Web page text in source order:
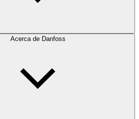
Acerca de Danfoss